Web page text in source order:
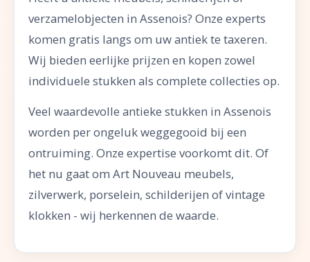
verzamelobjecten in Assenois? Onze experts
komen gratis langs om uw antiek te taxeren.
Wij bieden eerlijke prijzen en kopen zowel
individuele stukken als complete collecties op.
Veel waardevolle antieke stukken in Assenois
worden per ongeluk weggegooid bij een
ontruiming. Onze expertise voorkomt dit. Of
het nu gaat om Art Nouveau meubels,
zilverwerk, porselein, schilderijen of vintage
klokken - wij herkennen de waarde.